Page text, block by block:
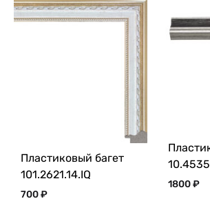
Пластиковый багет
101.2621.14.IQ
700₽
1800₽